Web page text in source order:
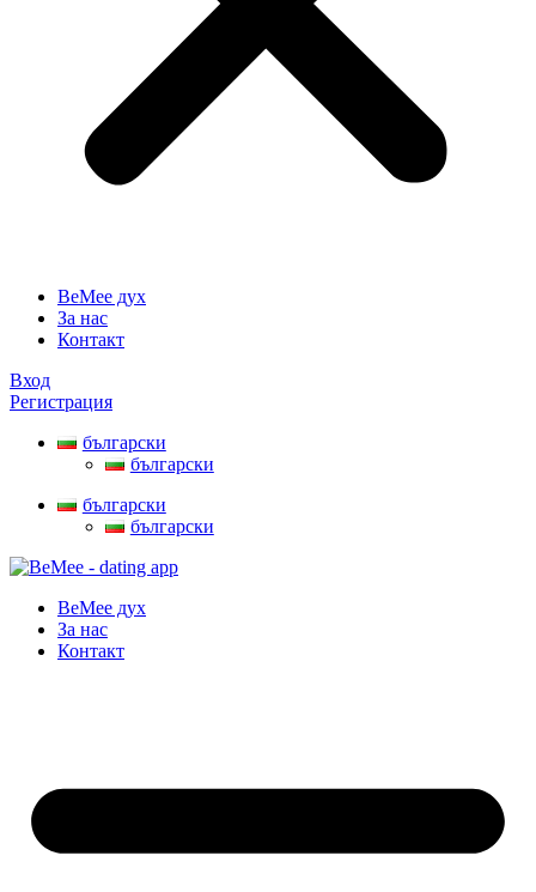
BeMee дух
За нас
Контакт
Вход
Регистрация
български
български
български
български
BeMee дух
За нас
Контакт